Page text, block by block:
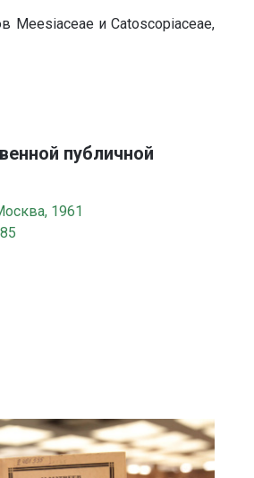
Meesiaceae и Catoscopiaceae,
публичной
1961